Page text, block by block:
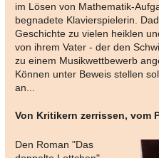
im Lösen von Mathematik-
begnadete Klavierspielerin.
Geschichte zu vielen heiklen
von ihrem Vater - der den
zu einem Musikwettbewerb
Können unter Beweis stellen
an...
Von Kritikern zerrissen, vom
Den Roman "Das